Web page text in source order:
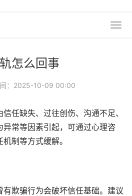
怎么回事
：2025-10-09 00:00
任缺失、过往创伤、沟通不足、
异常等因素引起，可通过心理咨
制等方式缓解。
欺骗行为会破坏信任基础。建议